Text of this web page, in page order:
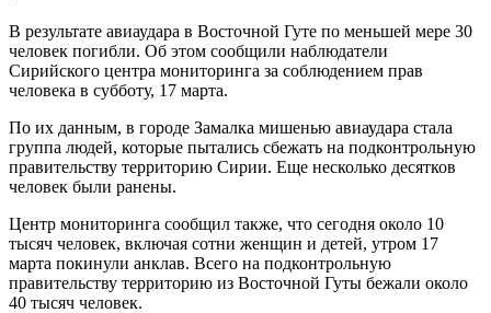
В результате авиаудара в Восточной Гуте по меньшей мере 30
человек погибли. Об этом сообщили наблюдатели
Сирийского центра мониторинга за соблюдением прав
человека в субботу, 17 марта.
По их данным, в городе Замалка мишенью авиаудара стала
группа людей, которые пытались сбежать на подконтрольную
правительству территорию Сирии. Еще несколько десятков
человек были ранены.
Центр мониторинга сообщил также, что сегодня около 10
тысяч человек, включая сотни женщин и детей, утром 17
марта покинули анклав. Всего на подконтрольную
правительству территорию из Восточной Гуты бежали около
40 тысяч человек.